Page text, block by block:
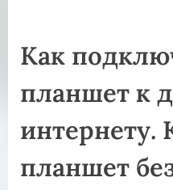
Как
планшет к
интернету.
планшет